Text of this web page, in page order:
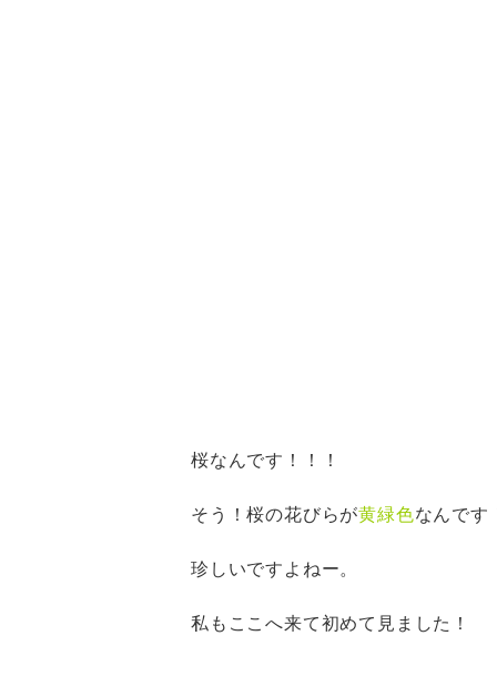
桜なんです！！！
そう！桜の花びらが黄緑色なんです
珍しいですよねー。
私もここへ来て初めて見ました！